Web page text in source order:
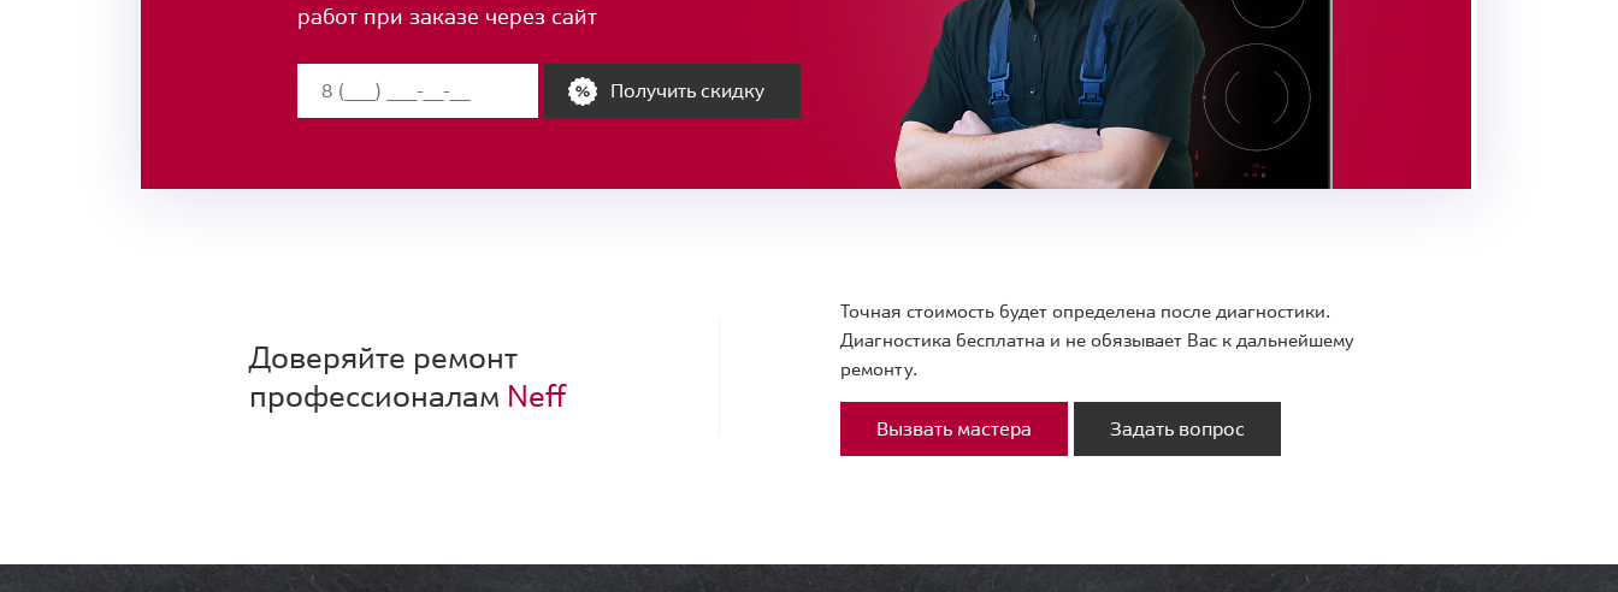
работ при заказе через сайт
Получить скидку
Доверяйте ремонт
профессионалам Neff
Точная стоимость будет определена после диагностики.
Диагностика бесплатна и не обязывает Вас к дальнейшему
ремонту.
Вызвать мастера Задать вопрос